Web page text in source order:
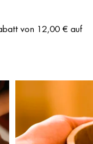
von 12,00 € auf